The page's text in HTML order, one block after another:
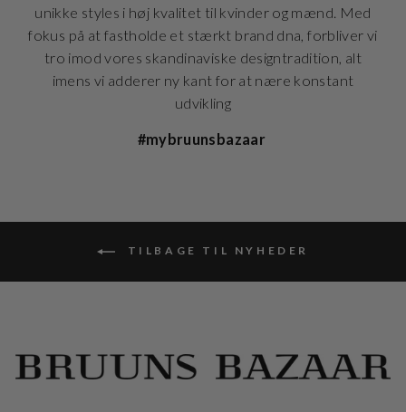
unikke styles i høj kvalitet til kvinder og mænd. Med
fokus på at fastholde et stærkt brand dna, forbliver vi
tro imod vores skandinaviske designtradition, alt
imens vi adderer ny kant for at nære konstant
udvikling
#mybruunsbazaar
TILBAGE TIL NYHEDER